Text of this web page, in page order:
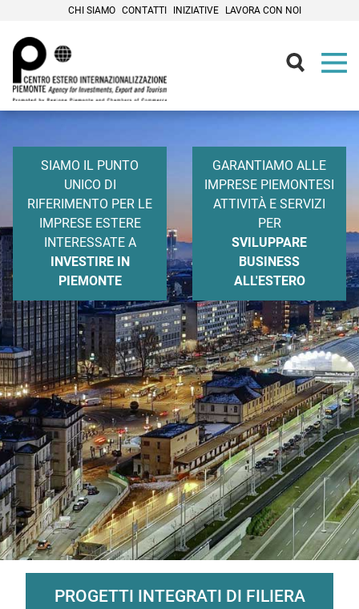
CHI SIAMO CONTATTI INIZIATIVE LAVORA CON NOI
Un team di professionisti al vostro
fianco
SIAMO IL PUNTO
UNICO DI
RIFERIMENTO PER LE
IMPRESE ESTERE
INTERESSATE A
INVESTIRE IN
PIEMONTE
GARANTIAMO ALLE
IMPRESE PIEMONTESI
ATTIVITÀ E SERVIZI
PER
SVILUPPARE
BUSINESS
ALL'ESTERO
Contenuti Principali
PROGETTI INTEGRATI DI FILIERA